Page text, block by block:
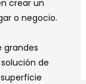
crear un
o negocio.
grandes
de